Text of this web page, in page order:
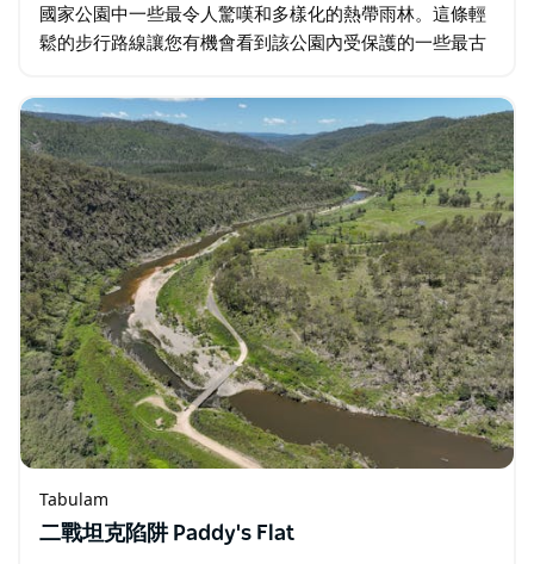
國家公園中一些最令人驚嘆和多樣化的熱帶雨林。這條輕
鬆的步行路線讓您有機會看到該公園內受保護的一些最古
行，然後沿著…
Tabulam
二戰坦克陷阱 Paddy's Flat